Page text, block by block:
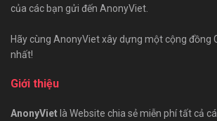
của các bạn gửi đến AnonyViet.
Hãy cùng AnonyViet xây dựng một cộng đồng
nhất!
Giới thiệu
AnonyVietlà Website chia sẻ miễn phí tất cả